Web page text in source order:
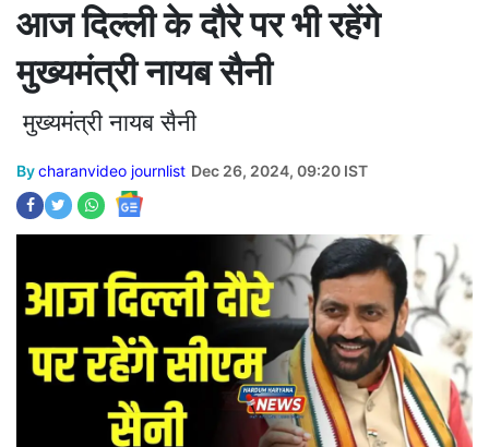
आज दिल्ली के दौरे पर भी रहेंगे
मुख्यमंत्री नायब सैनी
मुख्यमंत्री नायब सैनी
Bycharanvideo journlist Dec 26, 2024, 09:20 IST